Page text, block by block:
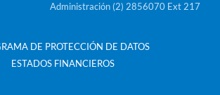
Administración (2) 2856070 Ext 217
DE PROTECCIÓN DE DATOS
ESTADOS FINANCIEROS